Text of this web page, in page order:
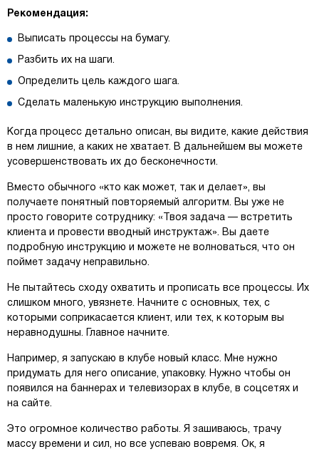
Рекомендация:
Выписать процессы на бумагу.
Разбить их на шаги.
Определить цель каждого шага.
Сделать маленькую инструкцию выполнения.
Когда процесс детально описан, вы видите, какие действия
в нем лишние, а каких не хватает. В дальнейшем вы можете
усовершенствовать их до бесконечности.
Вместо обычного «кто как может, так и делает», вы
получаете понятный повторяемый алгоритм. Вы уже не
просто говорите сотруднику: «Твоя задача — встретить
клиента и провести вводный инструктаж». Вы даете
подробную инструкцию и можете не волноваться, что он
поймет задачу неправильно.
Не пытайтесь сходу охватить и прописать все процессы. Их
слишком много, увязнете. Начните с основных, тех, с
которыми соприкасается клиент, или тех, к которым вы
неравнодушны. Главное начните.
Например, я запускаю в клубе новый класс. Мне нужно
придумать для него описание, упаковку. Нужно чтобы он
появился на баннерах и телевизорах в клубе, в соцсетях и
на сайте.
Это огромное количество работы. Я зашиваюсь, трачу
массу времени и сил, но все успеваю вовремя. Ок, я